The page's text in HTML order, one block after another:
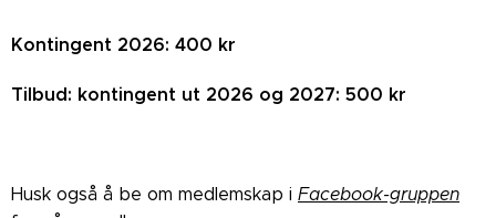
Kontingent 2026: 400 kr
Tilbud: kontingent ut 2026 og 2027: 500 kr
Husk også å be om medlemskap i Facebook-gruppen